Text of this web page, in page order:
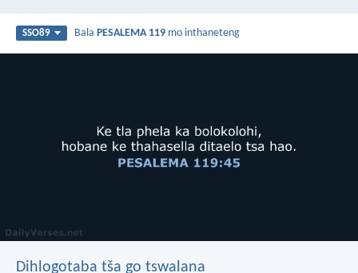
SSO89 BalaPESALEMA 119 mo inthaneteng
Dihlogotaba tša go tswalana